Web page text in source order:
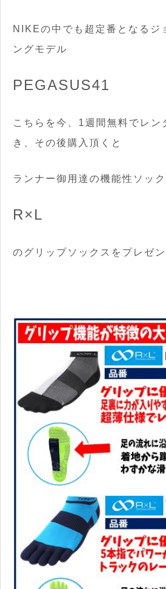
NIKEの中でも超定番となるジ
ングモデル
PEGASUS41
こちらを今、1週間無料でレン
き、その後購入頂くと
ランナー御用達の機能性ソック
R×L
のグリップソックスをプレゼン